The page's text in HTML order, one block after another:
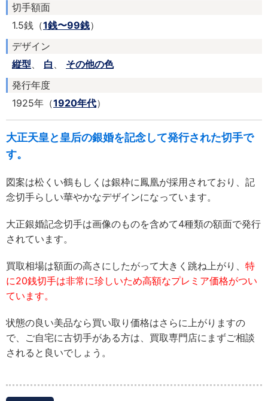
切手額面
1.5銭（1銭〜99銭）
デザイン
縦型、 白 、 その他の色
発行年度
1925年（1920年代）
大正天皇と皇后の銀婚を記念して発行された切手で
す。
図案は松くい鶴もしくは銀枠に鳳凰が採用されており、記
念切手らしい華やかなデザインになっています。
大正銀婚記念切手は画像のものを含めて4種類の額面で発行
されています。
買取相場は額面の高さにしたがって大きく跳ね上がり、 特
に20銭切手は非常に珍しいため高額なプレミア価格がつい
ています。
状態の良い美品なら買い取り価格はさらに上がりますの
で、ご自宅に古切手がある方は、買取専門店にまずご相談
されると良いでしょう。